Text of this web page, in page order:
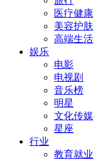
医疗健康
美容护肤
高端生活
娱乐
电影
电视剧
音乐榜
明星
文化传媒
星座
行业
教育就业